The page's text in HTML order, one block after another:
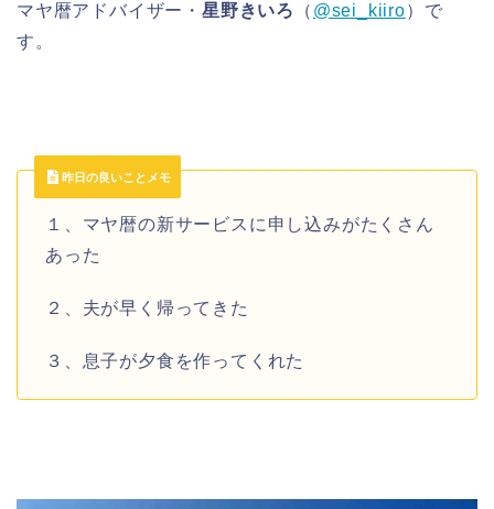
マヤ暦アドバイザー・ 星野きいろ （ @sei_kiiro）で
す。
昨日の良いことメモ
１、マヤ暦の新サービスに申し込みがたくさん
あった
２、夫が早く帰ってきた
３、息子が夕食を作ってくれた